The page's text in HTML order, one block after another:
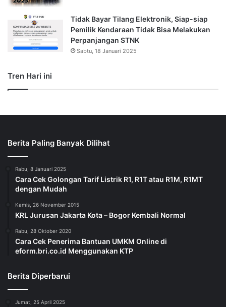
Tidak Bayar Tilang Elektronik, Siap-siap
Pemilik Kendaraan Tidak Bisa Melakukan
Perpanjangan STNK
Sabtu, 18 Januari 2025
Tren Hari ini
Berita Paling Banyak Dilihat
Rabu, 8 Januari 2025
Cara Cek Golongan Tarif Listrik R1, R1T atau R1M, R1MT
dengan Mudah
Kamis, 26 November 2015
KRL Jurusan Jakarta Kota – Bogor Kembali Normal
Rabu, 28 Oktober 2020
Cara Cek Penerima Bantuan UMKM Online di
eform.bri.co.id Menggunakan KTP
Berita Diperbarui
Jumat, 25 April 2025